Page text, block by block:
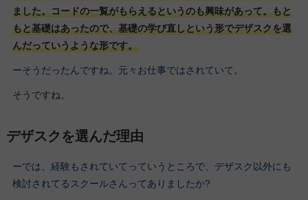
ました。コードの一覧がもらえるというのも興味があって。もと
もと基礎はあったので、基礎の学び直しという形でデザスクを選
んだっていうような形です。
ーそうだったんですね。元々お仕事ではされていて。
そうですね。
デザスクを選んだ理由
ーでは、経験もされていてっていうところで、デザスク以外にも
検討されてるスクールさんってありましたか?